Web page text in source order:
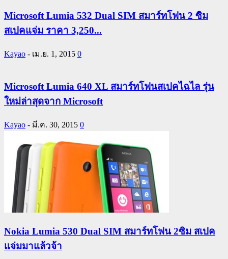
Microsoft Lumia 532 Dual SIM สมาร์ทโฟน 2 ซิม
สเปคแจ่ม ราคา 3,250...
Kayao - เม.ย. 1, 2015 0
Microsoft Lumia 640 XL สมาร์ทโฟนสเปคไฉไล รุ่น
ใหม่ล่าสุดจาก Microsoft
Kayao - มี.ค. 30, 2015 0
Nokia Lumia 530 Dual SIM สมาร์ทโฟน 2ซิม สเปค
แจ่มมาแล้วจ้า